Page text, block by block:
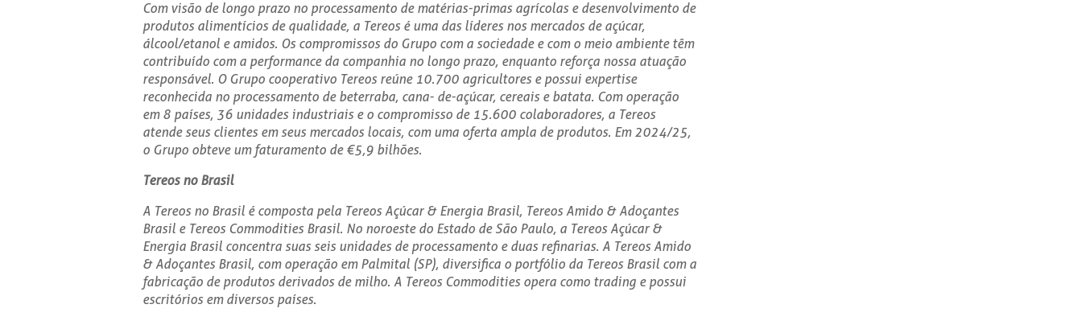
Com visão de longo prazo no processamento de matérias-primas agrícolas e desenvolvimento de
produtos alimentícios de qualidade, a Tereos é uma das líderes nos mercados de açúcar,
álcool/etanol e amidos. Os compromissos do Grupo com a sociedade e com o meio ambiente têm
contribuído com a performance da companhia no longo prazo, enquanto reforça nossa atuação
responsável. O Grupo cooperativo Tereos reúne 10.700 agricultores e possui expertise
reconhecida no processamento de beterraba, cana- de-açúcar, cereais e batata. Com operação
em 8 países, 36 unidades industriais e o compromisso de 15.600 colaboradores, a Tereos
atende seus clientes em seus mercados locais, com uma oferta ampla de produtos. Em 2024/25,
o Grupo obteve um faturamento de €5,9 bilhões.
Tereos no Brasil
A Tereos no Brasil é composta pela Tereos Açúcar & Energia Brasil, Tereos Amido & Adoçantes
Brasil e Tereos Commodities Brasil. No noroeste do Estado de São Paulo, a Tereos Açúcar &
Energia Brasil concentra suas seis unidades de processamento e duas refinarias. A Tereos Amido
& Adoçantes Brasil, com operação em Palmital (SP), diversifica o portfólio da Tereos Brasil com a
fabricação de produtos derivados de milho. A Tereos Commodities opera como trading e possui
escritórios em diversos países.